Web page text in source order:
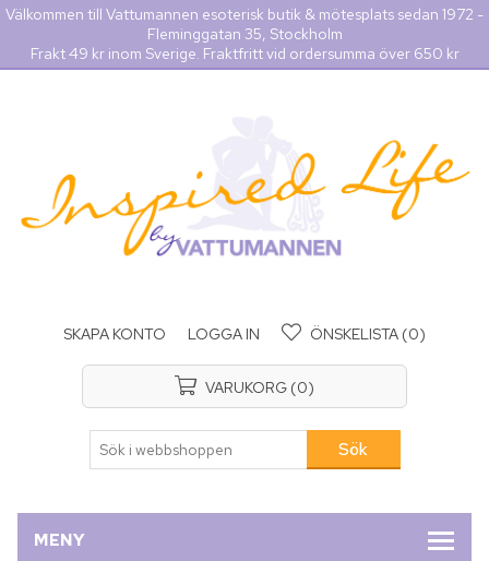
Välkommen till Vattumannen esoterisk butik & mötesplats sedan 1972 -
Fleminggatan 35, Stockholm
Frakt 49 kr inom Sverige. Fraktfritt vid ordersumma över 650 kr
SKAPA KONTO LOGGA IN ÖNSKELISTA (0)
VARUKORG (0)
MENY